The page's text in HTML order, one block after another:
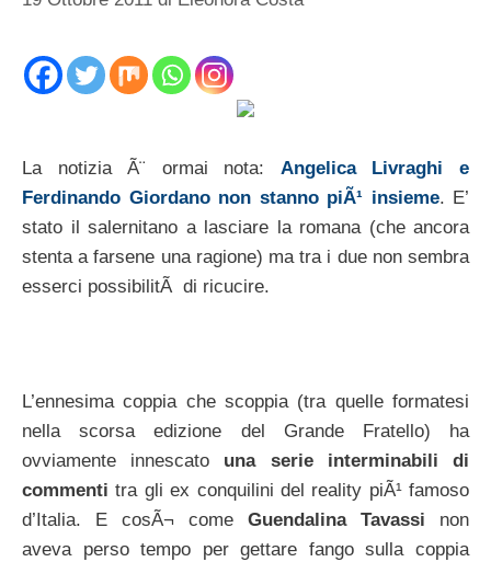
La notizia Ã¨ ormai nota: Angelica Livraghi e
Ferdinando Giordano non stanno piÃ¹ insieme. E’
stato il salernitano a lasciare la romana (che ancora
stenta a farsene una ragione) ma tra i due non sembra
esserci possibilitÃ di ricucire.
L’ennesima coppia che scoppia (tra quelle formatesi
nella scorsa edizione del Grande Fratello) ha
ovviamente innescato una serie interminabili di
commentitra gli ex conquilini del reality piÃ¹ famoso
d’Italia. E cosÃ¬ come Guendalina Tavassi non
aveva perso tempo per gettare fango sulla coppia